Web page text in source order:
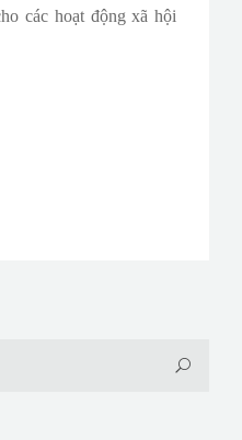
các hoạt động xã hội